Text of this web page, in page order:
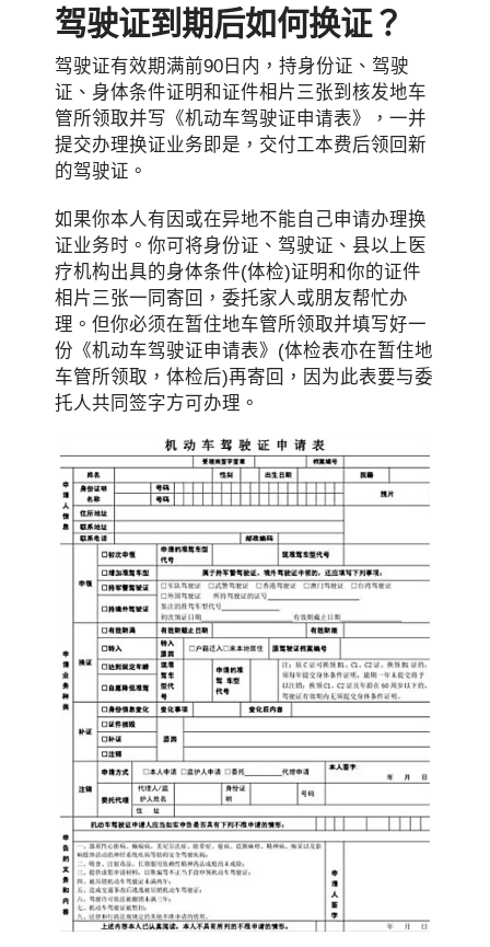
驾驶证到期后如何换证？
驾驶证有效期满前90日内，持身份证、驾驶
证、身体条件证明和证件相片三张到核发地车
管所领取并写《机动车驾驶证申请表》，一并
提交办理换证业务即是，交付工本费后领回新
的驾驶证。
如果你本人有因或在异地不能自己申请办理换
证业务时。你可将身份证、驾驶证、县以上医
疗机构出具的身体条件(体检)证明和你的证件
相片三张一同寄回，委托家人或朋友帮忙办
理。但你必须在暂住地车管所领取并填写好一
份《机动车驾驶证申请表》(体检表亦在暂住地
车管所领取，体检后)再寄回，因为此表要与委
托人共同签字方可办理。